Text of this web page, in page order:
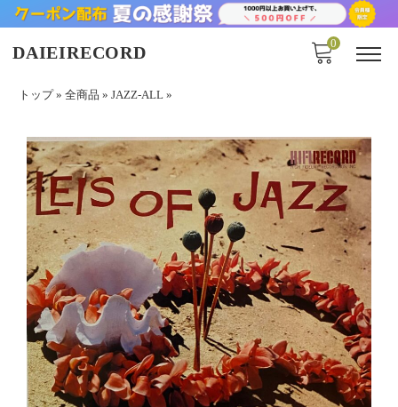
DAIEIRECORD 0
トップ» 全商品 » JAZZ-ALL »